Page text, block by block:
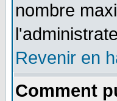
nombre
Revenir en
Comment